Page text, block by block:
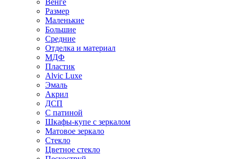
Венге
Размер
Маленькие
Большие
Средние
Отделка и материал
МДФ
Пластик
Alvic Luxe
Эмаль
Акрил
ДСП
С патиной
Шкафы-купе с зеркалом
Матовое зеркало
Стекло
Цветное стекло